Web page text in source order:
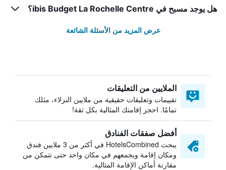
هل يوجد مسبح في ibis Budget La Rochelle Centre؟
عرض المزيد من الأسئلة الشائعة
الملايين من التعليقات
تقييمات وتعليقات حقيقية من ملايين النزلاء، مثلك
تمامًا. احجز إقامتك المثالية بكل ثقة!
أفضل صفقات الفنادق
يبحث HotelsCombined في أكثر من 3 ملايين فندق
ومكان إقامة ويجمعهم في مكان واحد حتى تتمكن من
مقارنة أماكن الإقامة المثالية.